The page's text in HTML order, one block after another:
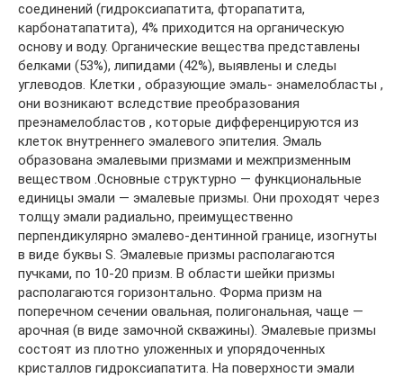
соединений (гидроксиапатита, фторапатита,
карбонатапатита), 4% приходится на органическую
основу и воду. Органические вещества представлены
белками (53%), липидами (42%), выявлены и следы
углеводов. Клетки , образующие эмаль- энамелобласты ,
они возникают вследствие преобразования
преэнамелобластов , которые дифференцируются из
клеток внутреннего эмалевого эпителия. Эмаль
образована эмалевыми призмами и межпризменным
веществом .Основные структурно — функциональные
единицы эмали — эмалевые призмы. Они проходят через
толщу эмали радиально, преимущественно
перпендикулярно эмалево-дентинной границе, изогнуты
в виде буквы S. Эмалевые призмы располагаются
пучками, по 10-20 призм. В области шейки призмы
располагаются горизонтально. Форма призм на
поперечном сечении овальная, полигональная, чаще —
арочная (в виде замочной скважины). Эмалевые призмы
состоят из плотно уложенных и упорядоченных
кристаллов гидроксиапатита. На поверхности эмали